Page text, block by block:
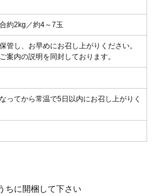
約2kg／約4～7玉
管し、お早めにお召し上がりください。
案内の説明を同封しております。
ってから常温で5日以内にお召し上がりく
ちに開梱して下さい